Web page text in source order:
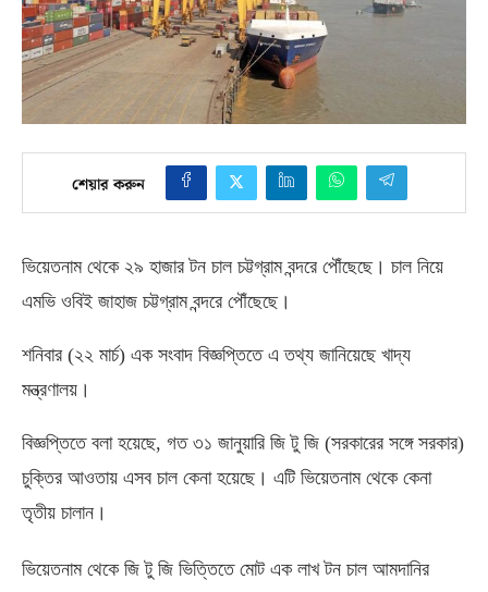
শেয়ার করুন
ভিয়েতনাম থেকে ২৯ হাজার টন চাল চট্টগ্রাম বন্দরে পৌঁছেছে। চাল নিয়ে
এমভি ওবিই জাহাজ চট্টগ্রাম বন্দরে পৌঁছেছে।
শনিবার (২২ মার্চ) এক সংবাদ বিজ্ঞপ্তিতে এ তথ্য জানিয়েছে খাদ্য
মন্ত্রণালয়।
বিজ্ঞপ্তিতে বলা হয়েছে, গত ৩১ জানুয়ারি জি টু জি (সরকারের সঙ্গে সরকার)
চুক্তির আওতায় এসব চাল কেনা হয়েছে। এটি ভিয়েতনাম থেকে কেনা
তৃতীয় চালান।
ভিয়েতনাম থেকে জি টু জি ভিত্তিতে মোট এক লাখ টন চাল আমদানির